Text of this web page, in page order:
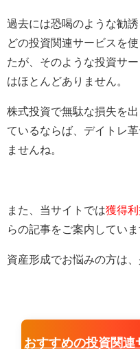
過去には恐喝のような勧
どの投資関連サービスを
たが、そのような投資サ
はほとんどありません。
株式投資で無駄な損失を
ているならば、デイトレ
ませんね。
また、当サイトでは獲得
らの記事をご案内していま
資産形成でお悩みの方は
おすすめの投資関